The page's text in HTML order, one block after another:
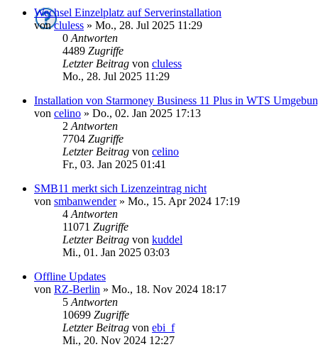
Wechsel Einzelplatz auf Serverinstallation
voncluless » Mo., 28. Jul 2025 11:29
0 Antworten
4489 Zugriffe
Letzter Beitrag von cluless
Mo., 28. Jul 2025 11:29
Installation von Starmoney Business 11 Plus in WTS
von celino » Do., 02. Jan 2025 17:13
2 Antworten
7704 Zugriffe
Letzter Beitrag von celino
Fr., 03. Jan 2025 01:41
SMB11 merkt sich Lizenzeintrag nicht
von smbanwender» Mo., 15. Apr 2024 17:19
4 Antworten
11071 Zugriffe
Letzter Beitrag von kuddel
Mi., 01. Jan 2025 03:03
Offline Updates
von RZ-Berlin » Mo., 18. Nov 2024 18:17
5 Antworten
10699 Zugriffe
Letzter Beitrag von ebi_f
Mi., 20. Nov 2024 12:27